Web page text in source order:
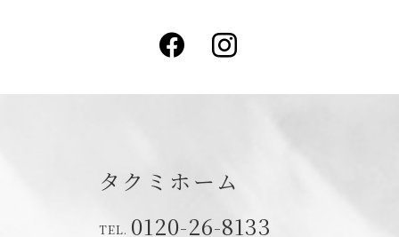
Facebook
タクミホーム
0120-26-8133